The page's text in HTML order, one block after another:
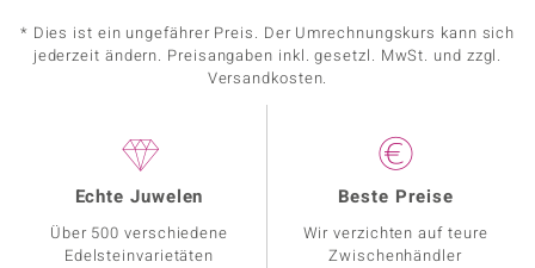
* Dies ist ein ungefährer Preis. Der Umrechnungskurs kann sich
jederzeit ändern. Preisangaben inkl. gesetzl. MwSt. und zzgl.
Versandkosten.
Echte Juwelen
Über 500 verschiedene
Edelsteinvarietäten
Beste Preise
Wir verzichten auf teure
Zwischenhändler